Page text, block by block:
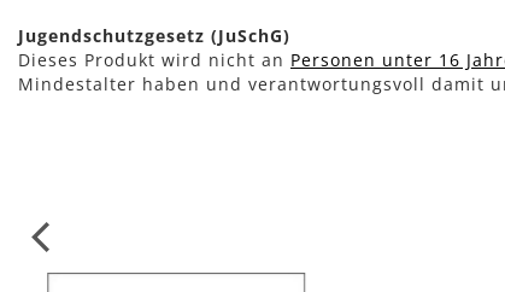
Jugendschutzgesetz (JuSchG)
Dieses Produkt wird nicht an Personen unter 16
Mindestalter haben und verantwortungsvoll damit